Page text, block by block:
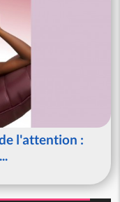
l'attention :